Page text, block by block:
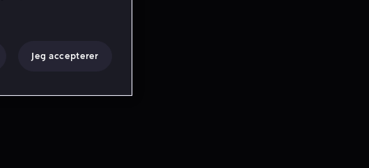
Jeg accepterer